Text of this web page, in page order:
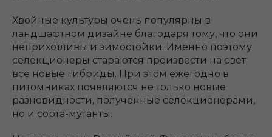
Хвойные культуры очень популярны в
ландшафтном дизайне благодаря тому, что они
неприхотливы и зимостойки. Именно поэтому
селекционеры стараются произвести на свет
все новые гибриды. При этом ежегодно в
питомниках появляются не только новые
разновидности, полученные селекционерами,
но и сорта-мутанты.